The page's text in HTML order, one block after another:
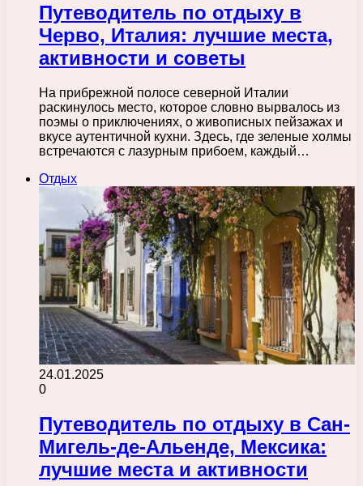
Путеводитель по отдыху в
Черво, Италия: лучшие места,
активности и советы
На прибрежной полосе северной Италии
раскинулось место, которое словно вырвалось из
поэмы о приключениях, о живописных пейзажах и
вкусе аутентичной кухни. Здесь, где зеленые холмы
встречаются с лазурным прибоем, каждый…
Отдых
24.01.2025
0
Путеводитель по отдыху в Сан-
Мигель-де-Альенде, Мексика:
лучшие места и активности